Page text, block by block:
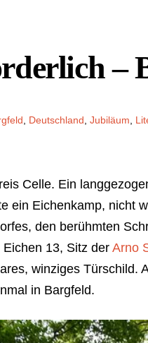
–
Deutschland Jubiläum
Celle. Ein
ein Eichenkamp, nicht
den berühmten
13, Sitz derArno
winziges Türschild.
in Bargfeld.